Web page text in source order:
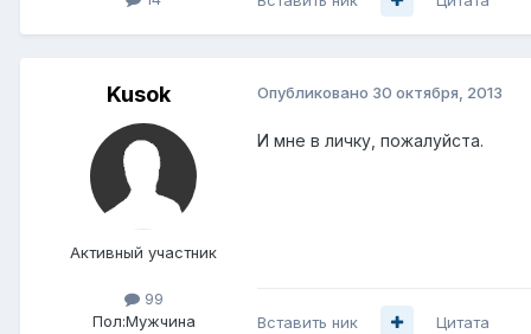
Kusok
Активный участник
99
Пол:Мужчина
Опубликовано 30 октября, 2013
И мне в личку, пожалуйста.
Вставить ник Цитата